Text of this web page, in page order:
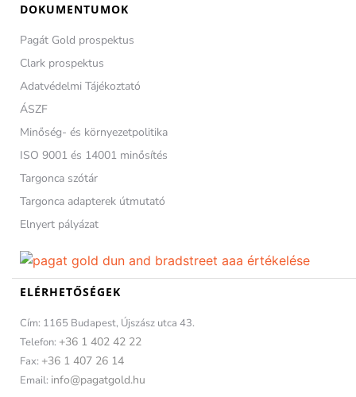
DOKUMENTUMOK
Pagát Gold prospektus
Clark prospektus
Adatvédelmi Tájékoztató
ÁSZF
Minőség- és környezetpolitika
ISO 9001 és 14001 minősítés
Targonca szótár
Targonca adapterek útmutató
Elnyert pályázat
ELÉRHETŐSÉGEK
Cím: 1165 Budapest, Újszász utca 43.
Telefon: +36 1 402 42 22
Fax: +36 1 407 26 14
Email: info@pagatgold.hu